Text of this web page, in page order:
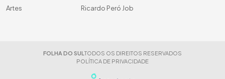
Artes
Ricardo Peró Job
FOLHA DO SUL TODOS OS DIREITOS RESERVADOS
POLÍTICA DE PRIVACIDADE